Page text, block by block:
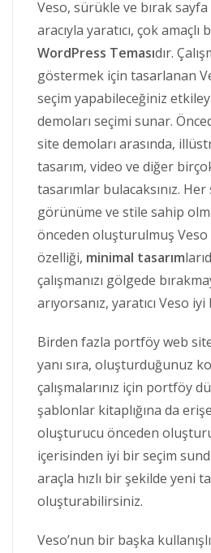
Veso, sürükle ve bırak
aracıyla yaratıcı, çok amaçlı
WordPress Temasıdır.
göstermek için tasarlanan
seçim yapabileceğiniz
demoları seçimi sunar.
site demoları arasında,
tasarım, video ve diğer
tasarımlar bulacaksınız.
görünüme ve stile sahip
önceden oluşturulmuş
özelliği, minimal tasarım
çalışmanızı gölgede
arıyorsanız, yaratıcı Veso
Birden fazla portföy web
yanı sıra, oluşturduğunuz
çalışmalarınız için portföy
şablonlar kitaplığına da
oluşturucu önceden
içerisinden iyi bir seçim
araçla hızlı bir şekilde yeni
oluşturabilirsiniz.
Veso’nun bir başka